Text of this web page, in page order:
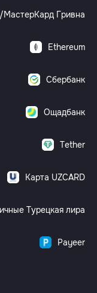
МастерКард Гривна
Ethereum
Сбербанк
Ощадбанк
Tether
Карта UZCARD
Турецкая лира
Payeer